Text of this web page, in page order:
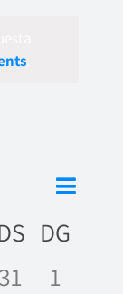
.
Vistes
de
Mes
DG
0
31
0
1